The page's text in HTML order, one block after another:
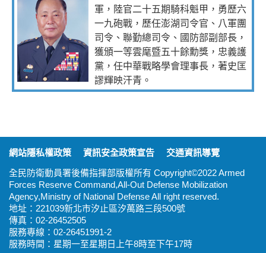
軍，陸官二十五期騎科魁甲，勇歷六
一九砲戰，歷任澎湖司令官、八軍團
司令、聯勤總司令、國防部副部長，
獲頒一等雲麾暨五十餘勳獎，忠義護
黨，任中華戰略學會理事長，著史匡
謬輝映汗青。
網站隱私權政策
資訊安全政策宣告
交通資訊導覽
全民防衛動員署後備指揮部版權所有 Copyright©2022 Armed
Forces Reserve Command,All-Out Defense Mobilization
Agency,Ministry of National Defense All right reserved.
地址：221039新北市汐止區汐萬路三段500號
傳真：02-26452505
服務專線：02-26451991-2
服務時間：星期一至星期日上午8時至下午17時